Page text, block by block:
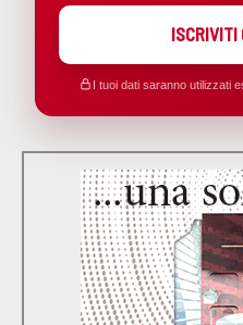
ISCRIVITI
I tuoi dati saranno utilizzati